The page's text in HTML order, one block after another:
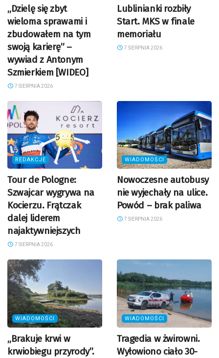
„Dzielę się zbyt
wieloma sprawami i
zbudowałem na tym
swoją karierę” –
wywiad z Antonym
Szmierkiem [WIDEO]
7 SIERPNIA 2026
Lublinianki rozbiły
Start. MKS w finale
memoriału
7 SIERPNIA 2026
REDAKCJE
Tour de Pologne:
Szwajcar wygrywa na
Kocierzu. Frątczak
dalej liderem
najaktywniejszych
7 SIERPNIA 2026
WIADOMOŚCI
Nowoczesne autobusy
nie wyjechały na ulice.
Powód – brak paliwa
7 SIERPNIA 2026
WIADOMOŚCI
„Brakuje krwi w
krwiobiegu przyrody”.
WIADOMOŚCI
Tragedia w żwirowni.
Wyłowiono ciało 30-